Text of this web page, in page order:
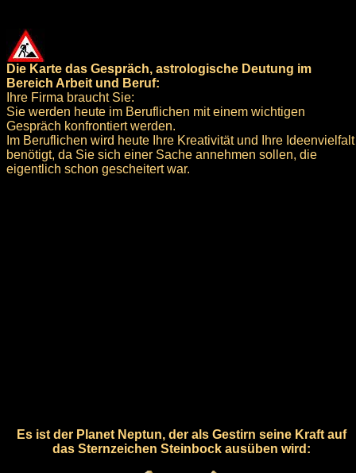
Die Karte das Gespräch, astrologische Deutung im
Bereich Arbeit und Beruf:
Ihre Firma braucht Sie:
Sie werden heute im Beruflichen mit einem wichtigen
Gespräch konfrontiert werden.
Im Beruflichen wird heute Ihre Kreativität und Ihre Ideenvielfalt
benötigt, da Sie sich einer Sache annehmen sollen, die
eigentlich schon gescheitert war.
Es ist der Planet Neptun, der als Gestirn seine Kraft auf
das Sternzeichen Steinbock ausüben wird: